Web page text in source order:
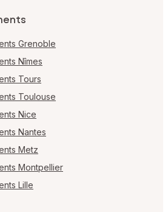
Grenoble
Nîmes
Tours
Toulouse
Nice
Nantes
Metz
Montpellier
Lille